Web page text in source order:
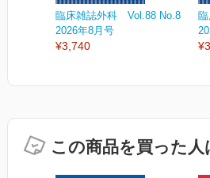
臨床雑誌外科 Vol.88 No.8
2026年8月号
¥3,740
この商品を買った